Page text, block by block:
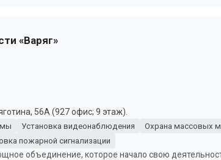
«Варяг»
56А (927 офис; 9 этаж).
Установка видеонаблюдения Охрана массовых
пожарной сигнализации
объединение, которое начало свою